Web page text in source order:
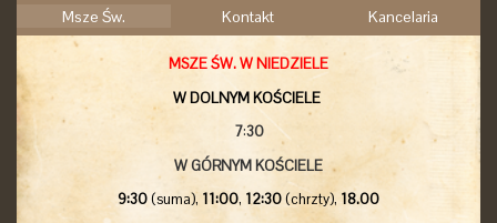
Msze Św. Kontakt Kancelaria
MSZE ŚW. W NIEDZIELE
W DOLNYM KOŚCIELE
7:30
W GÓRNYM KOŚCIELE
9:30(suma), 11:00, 12:30(chrzty), 18.00